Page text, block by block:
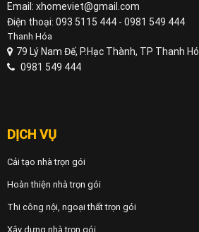
Email: xhomeviet@gmail.com
Điện thoại: 093 5115 444 - 0981 549 444
Thanh Hóa
79 Lý Nam Đế, P.Hạc Thành, TP Thanh
0981 549 444
DỊCH VỤ
Cải tạo nhà trọn gói
Hoàn thiện nhà trọn gói
Thi công nội, ngoại thất trọn gói
Xây dựng nhà trọn gói